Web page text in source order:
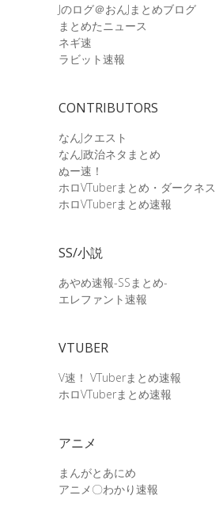
Jのログ＠おんJまとめブログ
まとめたニュース
ネギ速
ラビット速報
CONTRIBUTORS
なんJクエスト
なんJ政治ネタまとめ
ぬー速！
ホロVTuberまとめ・ダークネス
ホロVTuberまとめ速報
SS/小説
あやめ速報-SSまとめ-
エレファント速報
VTUBER
V速！ VTuberまとめ速報
ホロVTuberまとめ速報
アニメ
まんがとあにめ
アニメ〇わかり速報